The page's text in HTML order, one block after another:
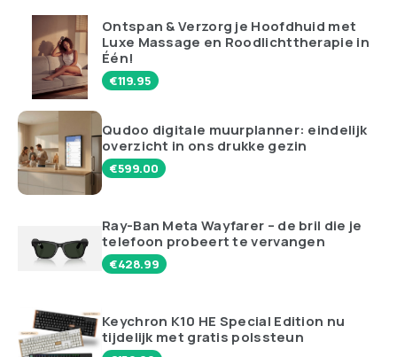
Ontspan & Verzorg je Hoofdhuid met
Luxe Massage en Roodlichttherapie in
Één!
€119.95
Qudoo digitale muurplanner: eindelijk
overzicht in ons drukke gezin
€599.00
Ray-Ban Meta Wayfarer – de bril die je
telefoon probeert te vervangen
€428.99
Keychron K10 HE Special Edition nu
tijdelijk met gratis polssteun